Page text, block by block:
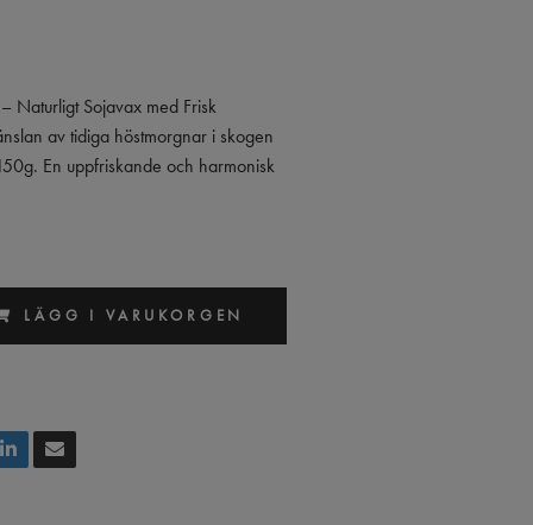
Naturligt Sojavax med Frisk
av tidiga höstmorgnar i skogen
En uppfriskande och harmonisk
LÄGG I VARUKORGEN